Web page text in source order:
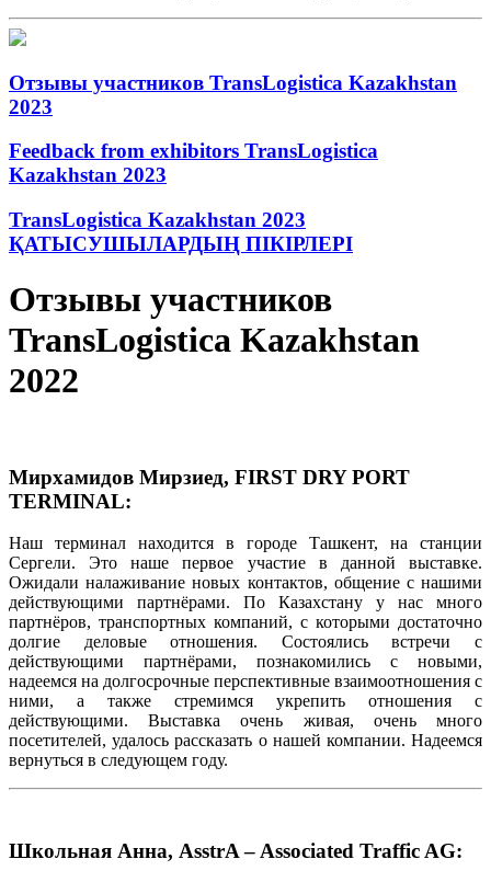
Отзывы участников TransLogistica Kazakhstan
2023
Feedback from exhibitors TransLogistica
Kazakhstan 2023
TransLogistica Kazakhstan 2023
ҚАТЫСУШЫЛАРДЫҢ ПІКІРЛЕРІ
Отзывы участников
TransLogistica Kazakhstan
2022
Мирхамидов Мирзиед, FIRST DRY PORT
TERMINAL:
Наш терминал находится в городе Ташкент, на станции
Сергели. Это наше первое участие в данной выставке.
Ожидали налаживание новых контактов, общение с нашими
действующими партнёрами. По Казахстану у нас много
партнёров, транспортных компаний, с которыми достаточно
долгие деловые отношения. Состоялись встречи с
действующими партнёрами, познакомились с новыми,
надеемся на долгосрочные перспективные взаимоотношения с
ними, а также стремимся укрепить отношения с
действующими. Выставка очень живая, очень много
посетителей, удалось рассказать о нашей компании. Надеемся
вернуться в следующем году.
Школьная Анна, AsstrA – Associated Traffic AG: